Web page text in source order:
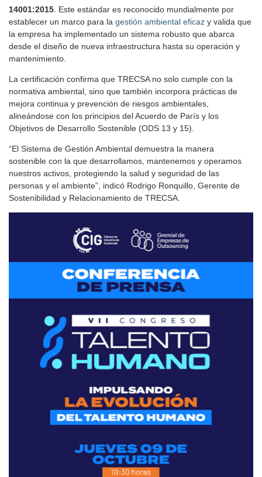
14001:2015 . Este estándar es reconocido mundialmente por
establecer un marco para la gestión ambiental eficaz y valida que
la empresa ha implementado un sistema robusto que abarca
desde el diseño de nueva infraestructura hasta su operación y
mantenimiento.
La certificación confirma que TRECSA no solo cumple con la
normativa ambiental, sino que también incorpora prácticas de
mejora continua y prevención de riesgos ambientales,
alineándose con los principios del Acuerdo de París y los
Objetivos de Desarrollo Sostenible (ODS 13 y 15).
“El Sistema de Gestión Ambiental demuestra la manera
sostenible con la que desarrollamos, mantenemos y operamos
nuestros activos, protegiendo la salud y seguridad de las
personas y el ambiente”, indicó Rodrigo Ronquillo, Gerente de
Sostenibilidad y Relacionamiento de TRECSA.